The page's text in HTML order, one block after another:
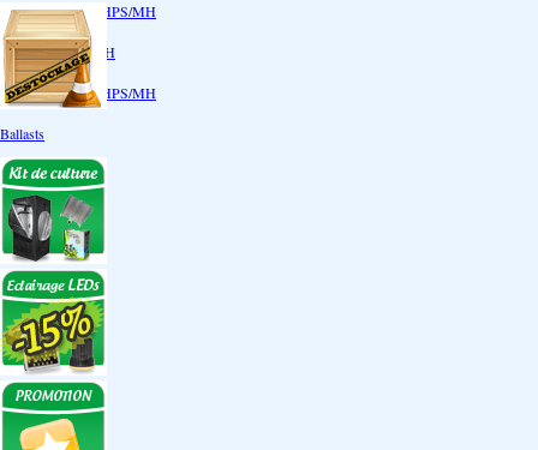
Ampoules 400W HPS/MH
Kit 600W HPS/MH
Ampoules 600W HPS/MH
Ballasts
Réflecteurs
CoolTube
Accessoires
Eclairages LEDs
Eclairages ECO
Kits ECO
Ampoules ECO
Réflecteurs ECO